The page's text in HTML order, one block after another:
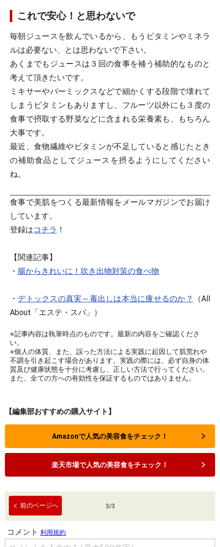
これで安心！と思わないで
毎朝ジュースを飲んでいるから、もうビタミンやミネラ
ルは必要ない、とは思わないで下さい。
あくまでもジュースは３回の食事を補う補助的なものと
考えて頂きたいです。
ミキサーやバーミックスなどで細かくする段階で壊れて
しまうビタミンもありますし、フルーツ以外にも３度の
食事で摂取する野菜などに含まれる栄養素も、もちろん
大事です。
最近、食物繊維やビタミンが不足していると感じたとき
の補助食品としてジュースを摂るようにしてください
ね。
食事で美肌をつくる最新情報をメールマガジンでお届け
しています。
登録はコチラ ！
【関連記事】
・ 腸からきれいに！吹き出物対策の食べ物
・ デトックスの真実～毒出しは本当に痩せるのか？
（All
About「エステ・スパ」）
※記事内容は執筆時点のものです。最新の内容をご確認くださ
い。
※個人の体質、また、誤った方法による実践に起因して肌荒れや
不調を引き起こす場合があります。実践の際には、必ず自身の体
質及び健康状態を十分に考慮し、正しい方法で行ってください。
また、全ての方への有効性を保証するものではありません。
【編集部おすすめの購入サイト】
Amazonで人気の美容食をチェック！
楽天市場で人気の美容食をチェック！
前のページへ 3/3